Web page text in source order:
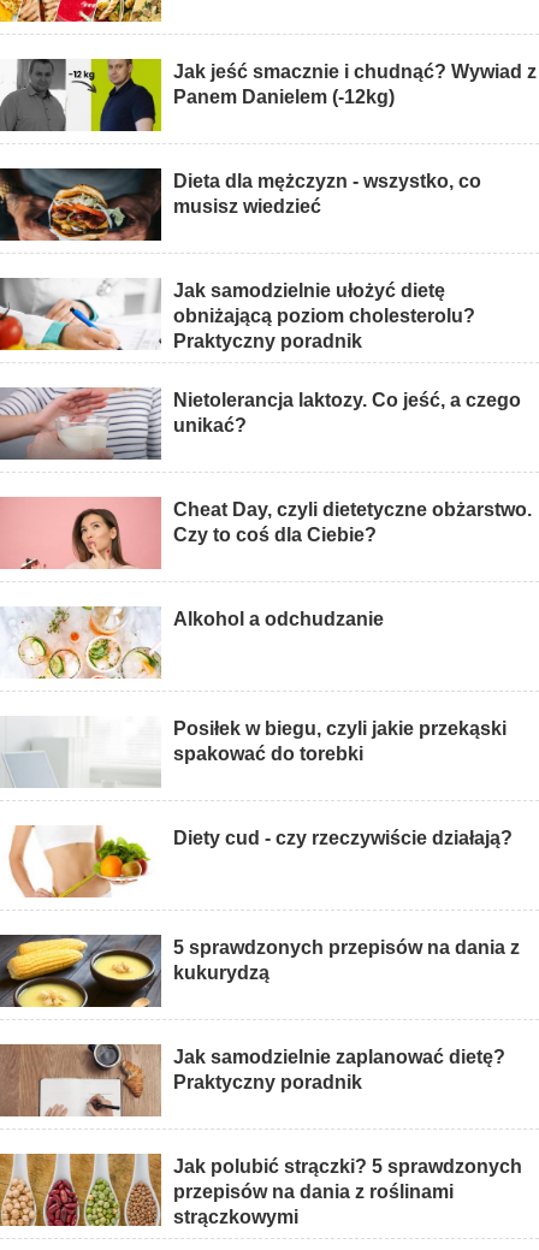
Jak jeść smacznie i chudnąć? Wywiad z
Panem Danielem (-12kg)
Dieta dla mężczyzn - wszystko, co
musisz wiedzieć
Jak samodzielnie ułożyć dietę
obniżającą poziom cholesterolu?
Praktyczny poradnik
Nietolerancja laktozy. Co jeść, a czego
unikać?
Cheat Day, czyli dietetyczne obżarstwo.
Czy to coś dla Ciebie?
Alkohol a odchudzanie
Posiłek w biegu, czyli jakie przekąski
spakować do torebki
Diety cud - czy rzeczywiście działają?
5 sprawdzonych przepisów na dania z
kukurydzą
Jak samodzielnie zaplanować dietę?
Praktyczny poradnik
Jak polubić strączki? 5 sprawdzonych
przepisów na dania z roślinami
strączkowymi